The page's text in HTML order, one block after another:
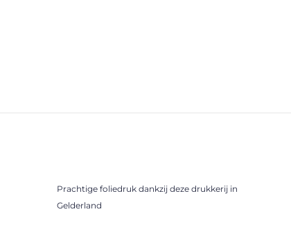
Prachtige foliedruk dankzij deze drukkerij in
Gelderland